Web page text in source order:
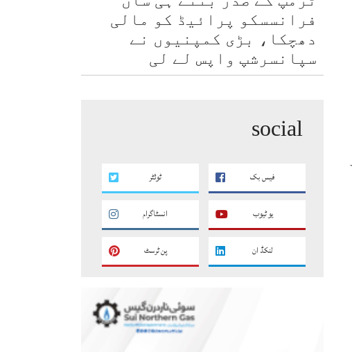
فرانسسکو پرائیڈ کو مالی
دھچکا، بڑی کمپنیوں نے
سپانسرشپ واپس لے لی
social
فیس بک ٹوئٹر
یو ٹیوب انسٹاگرام
لنکڈ ان پن ٹرسٹ